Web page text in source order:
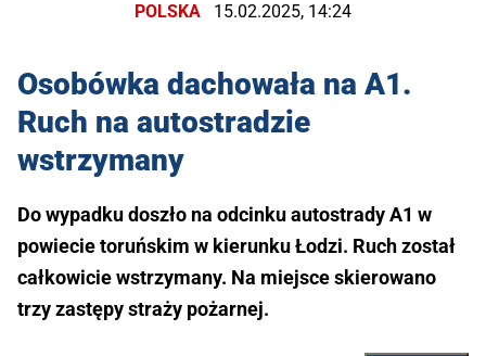
POLSKA 15.02.2025, 14:24
Osobówka dachowała na A1.
Ruch na autostradzie
wstrzymany
Do wypadku doszło na odcinku autostrady A1 w
powiecie toruńskim w kierunku Łodzi. Ruch został
całkowicie wstrzymany. Na miejsce skierowano
trzy zastępy straży pożarnej.